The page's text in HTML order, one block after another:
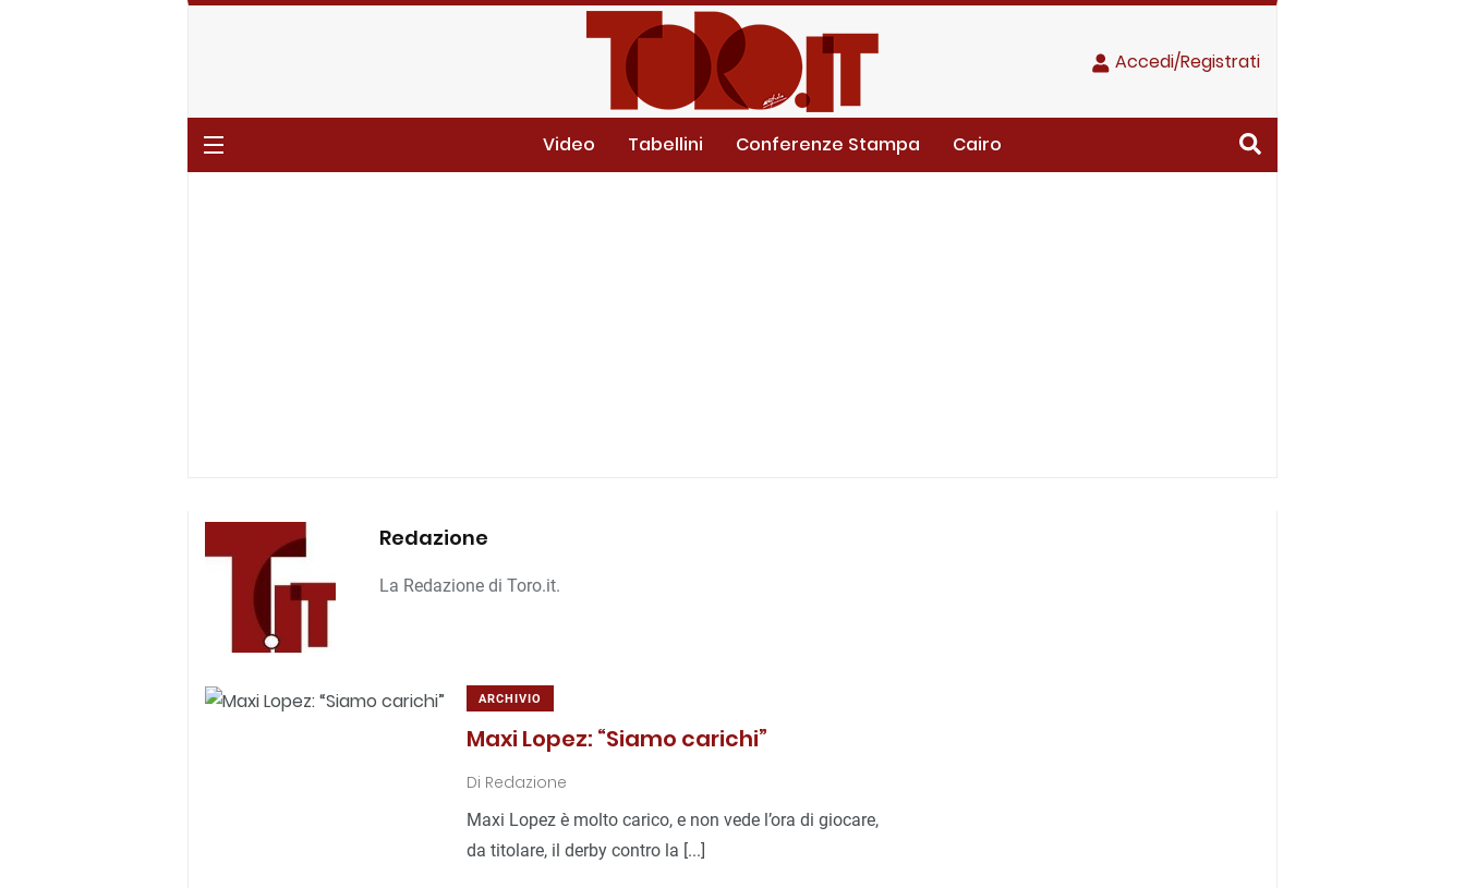
Accedi/Registrati
Video Tabellini Conferenze Stampa Cairo
Redazione
La Redazione di Toro.it.
ARCHIVIO
Maxi Lopez: “Siamo carichi”
Di Redazione
Maxi Lopez è molto carico, e non vede l’ora di giocare,
da titolare, il derby contro la [...]